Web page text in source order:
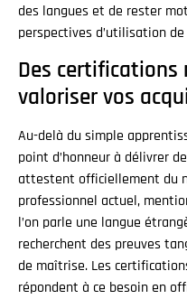
des langues et de rester
perspectives d’utilisation
Des certifications
valoriser vos
Au-delà du simple
point d’honneur à délivrer
attestent officiellement du
professionnel actuel,
l’on parle une langue
recherchent des preuves
de maîtrise. Les
répondent à ce besoin en